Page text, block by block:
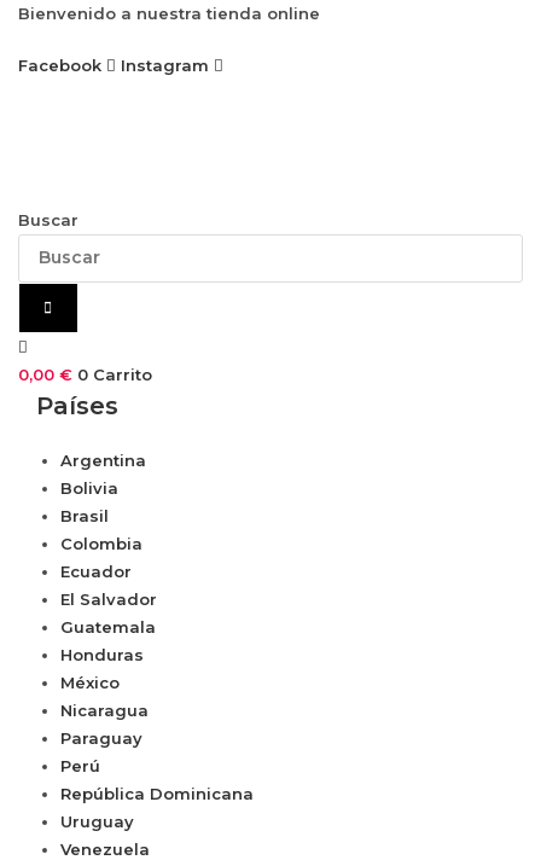
contenido
Bienvenido a nuestra tienda online
Facebook Instagram
Buscar
0,00 € 0 Carrito
Países
Argentina
Bolivia
Brasil
Colombia
Ecuador
El Salvador
Guatemala
Honduras
México
Nicaragua
Paraguay
Perú
República Dominicana
Uruguay
Venezuela